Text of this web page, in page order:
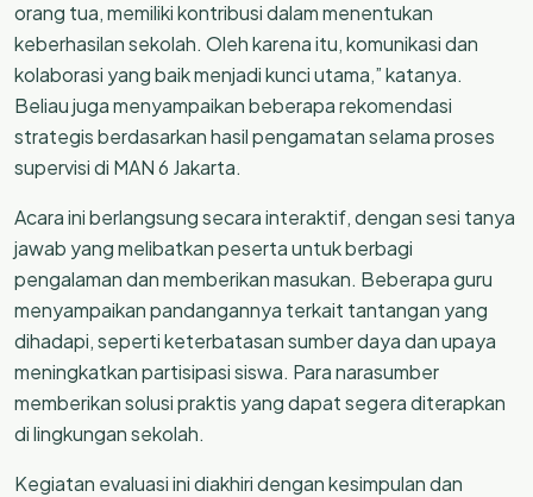
orang tua, memiliki kontribusi dalam menentukan
keberhasilan sekolah. Oleh karena itu, komunikasi dan
kolaborasi yang baik menjadi kunci utama,” katanya.
Beliau juga menyampaikan beberapa rekomendasi
strategis berdasarkan hasil pengamatan selama proses
supervisi di MAN 6 Jakarta.
Acara ini berlangsung secara interaktif, dengan sesi tanya
jawab yang melibatkan peserta untuk berbagi
pengalaman dan memberikan masukan. Beberapa guru
menyampaikan pandangannya terkait tantangan yang
dihadapi, seperti keterbatasan sumber daya dan upaya
meningkatkan partisipasi siswa. Para narasumber
memberikan solusi praktis yang dapat segera diterapkan
di lingkungan sekolah.
Kegiatan evaluasi ini diakhiri dengan kesimpulan dan